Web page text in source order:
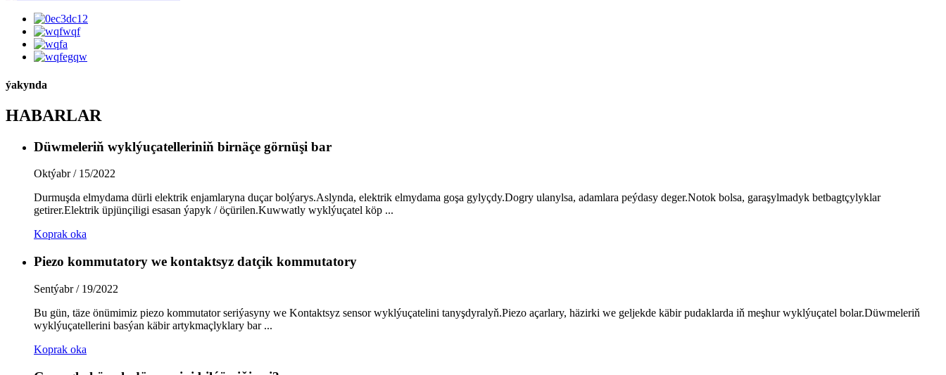
ýakynda
HABARLAR
Düwmeleriň wyklýuçatelleriniň birnäçe görnüşi bar
Oktýabr / 15/2022
Durmuşda elmydama dürli elektrik enjamlaryna duçar bolýarys.Aslynda, elektrik elmydama goşa gylyçdy.Dogry ulanylsa, adamlara peýdasy deger.Notok bolsa, garaşylmadyk betbagtçylyklar
getirer.Elektrik üpjünçiligi esasan ýapyk / öçürilen.Kuwwatly wyklýuçatel köp ...
Koprak oka
Piezo kommutatory we kontaktsyz datçik kommutatory
Sentýabr / 19/2022
Bu gün, täze önümimiz piezo kommutator seriýasyny we Kontaktsyz sensor wyklýuçatelini tanyşdyralyň.Piezo açarlary, häzirki we geljekde käbir pudaklarda iň meşhur wyklýuçatel bolar.Düwmeleriň
wyklýuçatellerini basýan käbir artykmaçlyklary bar ...
Koprak oka